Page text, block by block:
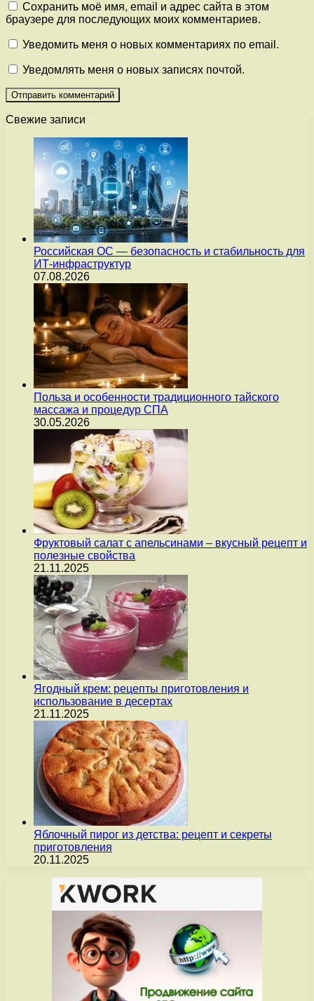
Сохранить моё имя, email и адрес сайта в этом
браузере для последующих моих комментариев.
Уведомить меня о новых комментариях по email.
Уведомлять меня о новых записях почтой.
Свежие записи
Российская ОС — безопасность и стабильность для
ИТ-инфраструктур
07.08.2026
Польза и особенности традиционного тайского
массажа и процедур СПА
30.05.2026
Фруктовый салат с апельсинами – вкусный рецепт и
полезные свойства
21.11.2025
Ягодный крем: рецепты приготовления и
использование в десертах
21.11.2025
Яблочный пирог из детства: рецепт и секреты
приготовления
20.11.2025